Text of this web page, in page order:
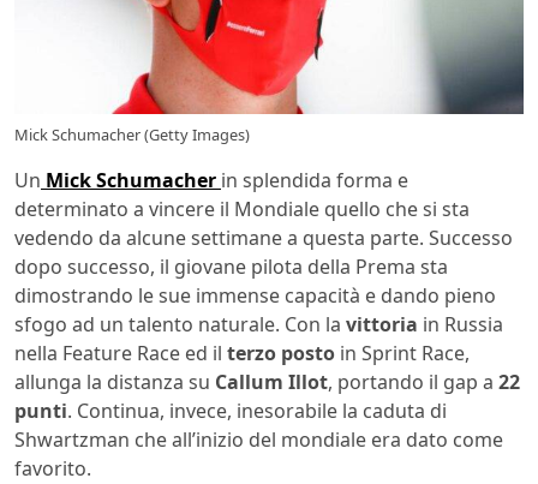
Mick Schumacher (Getty Images)
Un Mick Schumacher in splendida forma e
determinato a vincere il Mondiale quello che si sta
vedendo da alcune settimane a questa parte. Successo
dopo successo, il giovane pilota della Prema sta
dimostrando le sue immense capacità e dando pieno
sfogo ad un talento naturale. Con la vittoria in Russia
nella Feature Race ed il terzo posto in Sprint Race,
allunga la distanza su Callum Illot, portando il gap a 22
punti. Continua, invece, inesorabile la caduta di
Shwartzman che all’inizio del mondiale era dato come
favorito.